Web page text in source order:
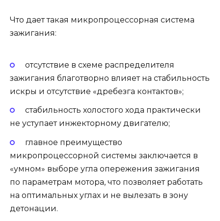
Что дает такая микропроцессорная система
зажигания:
отсутствие в схеме распределителя
зажигания благотворно влияет на стабильность
искры и отсутствие «дребезга контактов»;
стабильность холостого хода практически
не уступает инжекторному двигателю;
главное преимущество
микропроцессорной системы заключается в
«умном» выборе угла опережения зажигания
по параметрам мотора, что позволяет работать
на оптимальных углах и не вылезать в зону
детонации.